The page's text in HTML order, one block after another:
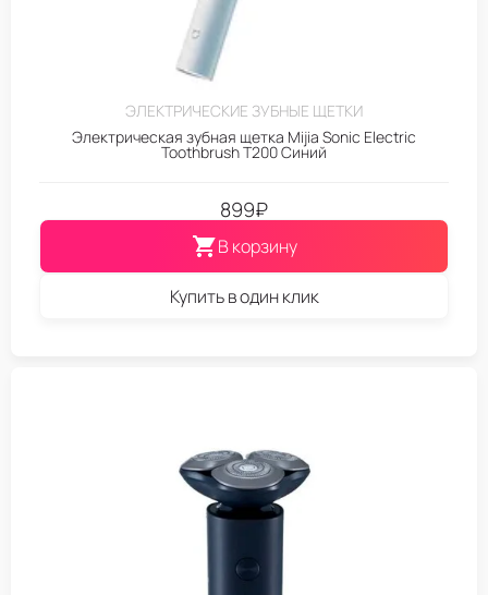
ЭЛЕКТРИЧЕСКИЕ ЗУБНЫЕ ЩЕТКИ
Электрическая зубная щетка Mijia Sonic Electric
Toothbrush T200 Синий
899₽
В корзину
Купить в один клик